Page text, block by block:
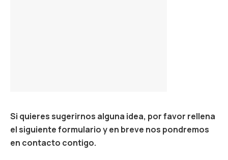
Si quieres sugerirnos alguna idea, por favor rellena
el siguiente formulario y en breve nos pondremos
en contacto contigo.